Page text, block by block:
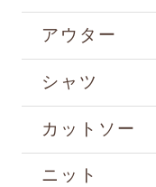
アウター
シャツ
カットソー
ニット